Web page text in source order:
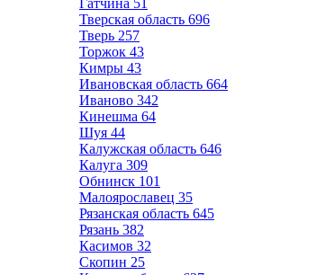
Гатчина 51
Тверская область 696
Тверь 257
Торжок 43
Кимры 43
Ивановская область 664
Иваново 342
Кинешма 64
Шуя 44
Калужская область 646
Калуга 309
Обнинск 101
Малоярославец 35
Рязанская область 645
Рязань 382
Касимов 32
Скопин 25